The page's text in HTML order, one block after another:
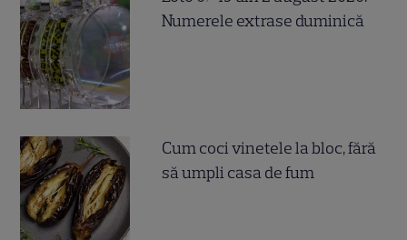
Numerele extrase duminică
Cum coci vinetele la bloc, fără
să umpli casa de fum